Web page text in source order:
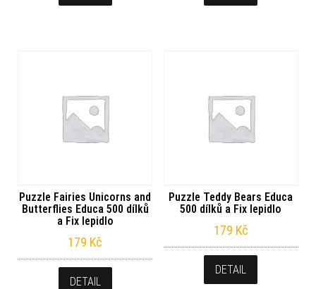
Puzzle Fairies Unicorns and
Butterflies Educa 500 dílků
a Fix lepidlo
179 Kč
DETAIL
Puzzle Teddy Bears Educa
500 dílků a Fix lepidlo
179 Kč
DETAIL